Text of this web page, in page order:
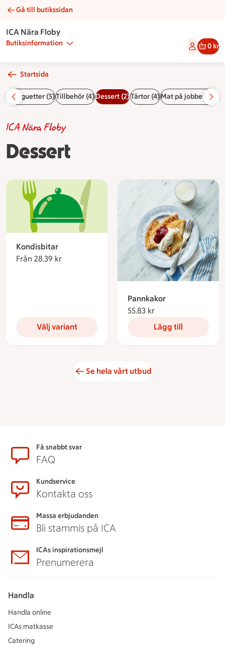
Dessert | Catering ICA Nära Floby
Gå till butikssidan
ICA Nära Floby
Butiksinformation 0 kr
Startsida
baguetter (5)Tillbehör (4)Dessert (2)Tårtor (4)Mat på jobbet (1)
Dessert
ICA Nära Floby
Kondisbitar
Från 28.39 kr
Välj variant
Pannkakor
55.83 kr
Lägg till
Se hela vårt utbud
SidfotFå snabbt svar
FAQ
Kundservice
Kontakta oss
Massa erbjudanden
Bli stammis på ICA
ICAs inspirationsmejl
Prenumerera
Handla
Handla online
ICAs matkasse
Catering